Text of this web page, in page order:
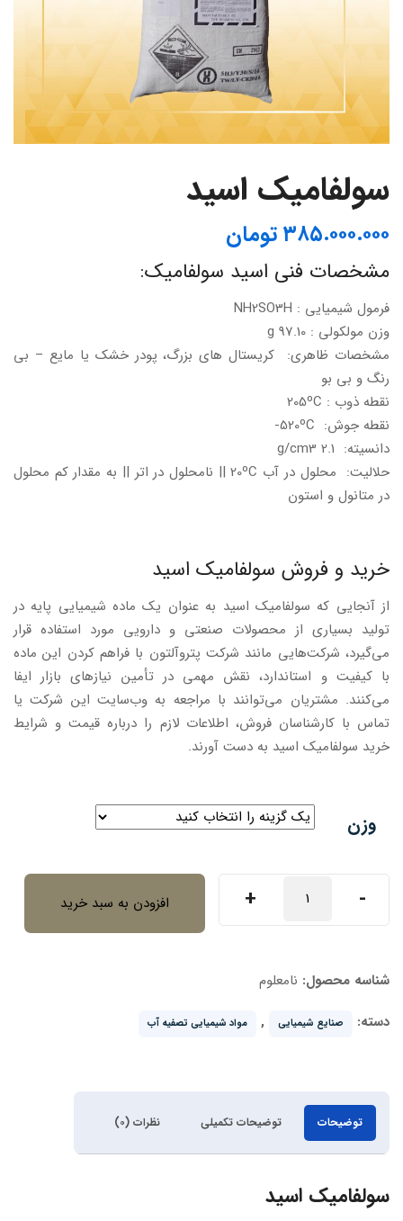
سولفامیک اسید
۳۸۵.۰۰۰.۰۰۰تومان
مشخصات فنی اسید سولفامیک:
فرمول شیمیایی : NH2SO3H
وزن مولکولی : 97.10 g
مشخصات ظاهری: کریستال های بزرگ، پودر خشک یا مایع – بی
رنگ و بی بو
نقطه ذوب : 205ºC
نقطه جوش: 520ºC-
دانسیته: 2.1 g/cm3
حلالیت: محلول در آب 20ºC || نامحلول در اتر || به مقدار کم محلول
در متانول و استون
خرید و فروش سولفامیک اسید
از آنجایی که سولفامیک اسید به عنوان یک ماده شیمیایی پایه در
تولید بسیاری از محصولات صنعتی و دارویی مورد استفاده قرار
می‌گیرد، شرکت‌هایی مانند شرکت پتروآلتون با فراهم کردن این ماده
با کیفیت و استاندارد، نقش مهمی در تأمین نیازهای بازار ایفا
می‌کنند. مشتریان می‌توانند با مراجعه به وب‌سایت این شرکت یا
تماس با کارشناسان فروش، اطلاعات لازم را درباره قیمت و شرایط
خرید سولفامیک اسید به دست آورند.
وزن
-
اسید
عدد
+ افزودن به سبد خرید
شناسه محصول: نامعلوم
دسته:
صنایع شیمیایی , مواد شیمیایی تصفیه آب
توضیحات توضیحات تکمیلی نظرات (۰)
سولفامیک اسید